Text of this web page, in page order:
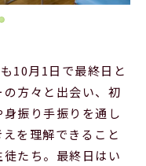
10月1日で最終日と
方々と出会い、初
振り手振りを通し
を理解できること
たち。最終日はい